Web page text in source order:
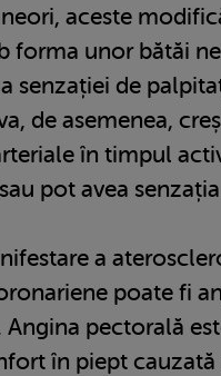
aceste
forma unor bătăi
senzației de
de asemenea,
în timpul
pot avea
a
poate fi
Angina pectorală
în piept cauzată